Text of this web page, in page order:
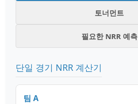
토너먼트
필요한 NRR 예측
단일 경기 NRR 계산기
팀 A